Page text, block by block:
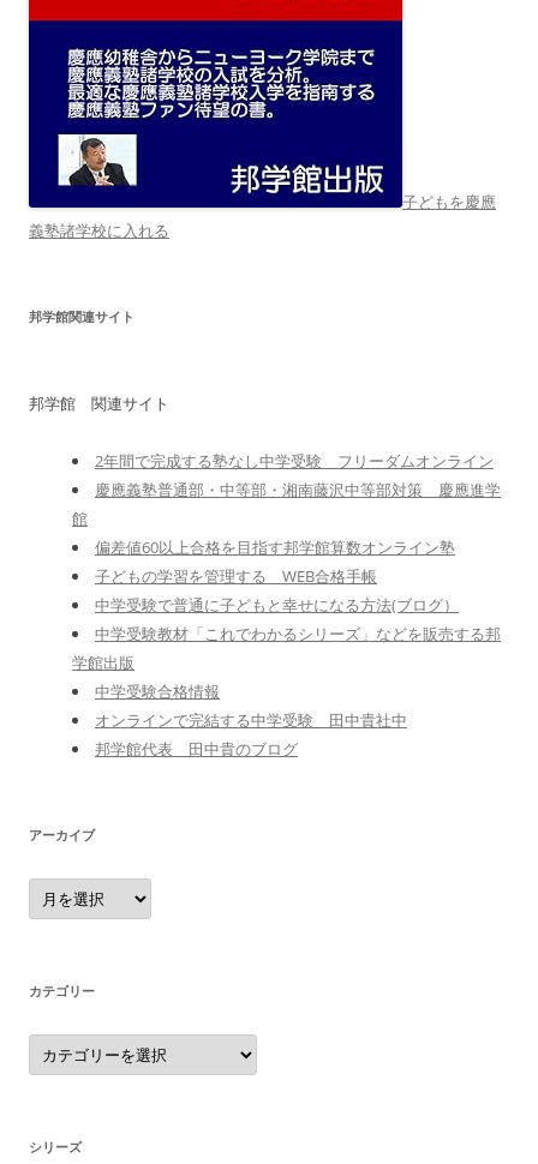
子どもを慶應
義塾諸学校に入れる
邦学館関連サイト
邦学館 関連サイト
2年間で完成する塾なし中学受験 フリーダムオンライン
慶應義塾普通部・中等部・湘南藤沢中等部対策 慶應進学
館
偏差値60以上合格を目指す邦学館算数オンライン塾
子どもの学習を管理する WEB合格手帳
中学受験で普通に子どもと幸せになる方法(ブログ）
中学受験教材「これでわかるシリーズ」などを販売する邦
学館出版
中学受験合格情報
オンラインで完結する中学受験 田中貴社中
邦学館代表 田中貴のブログ
アーカイブ
ア
ー
カ
カテゴリー
カ
テ
ゴ
シリーズ